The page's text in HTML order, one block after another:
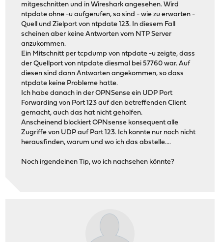
mitgeschnitten und in Wireshark angesehen. Wird
ntpdate ohne -u aufgerufen, so sind - wie zu erwarten -
Quell und Zielport von ntpdate 123. In diesem Fall
scheinen aber keine Antworten vom NTP Server
anzukommen.
Ein Mitschnitt per tcpdump von ntpdate -u zeigte, dass
der Quellport von ntpdate diesmal bei 57760 war. Auf
diesen sind dann Antworten angekommen, so dass
ntpdate keine Probleme hatte.
Ich habe danach in der OPNSense ein UDP Port
Forwarding von Port 123 auf den betreffenden Client
gemacht, auch das hat nicht geholfen.
Anscheinend blockiert OPNsense konsequent alle
Zugriffe von UDP auf Port 123. Ich konnte nur noch nicht
herausfinden, warum und wo ich das abstelle....
Noch irgendeinen Tip, wo ich nachsehen könnte?